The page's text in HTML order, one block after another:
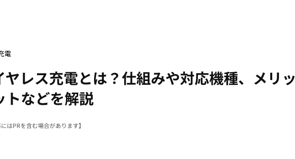
電
ヤレス充電とは？仕組みや対応機種、メリッ
トなどを解説
にはPRを含む場合があります】